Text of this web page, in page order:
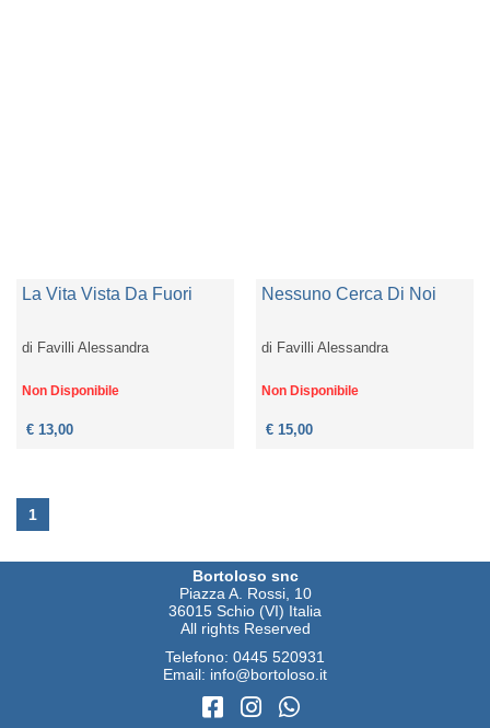
La Vita Vista Da Fuori
di Favilli Alessandra
Non Disponibile
€ 13,00
Nessuno Cerca Di Noi
di Favilli Alessandra
Non Disponibile
€ 15,00
1
Bortoloso snc
Piazza A. Rossi, 10
36015 Schio (VI) Italia
All rights Reserved
Telefono: 0445 520931
Email: info@bortoloso.it